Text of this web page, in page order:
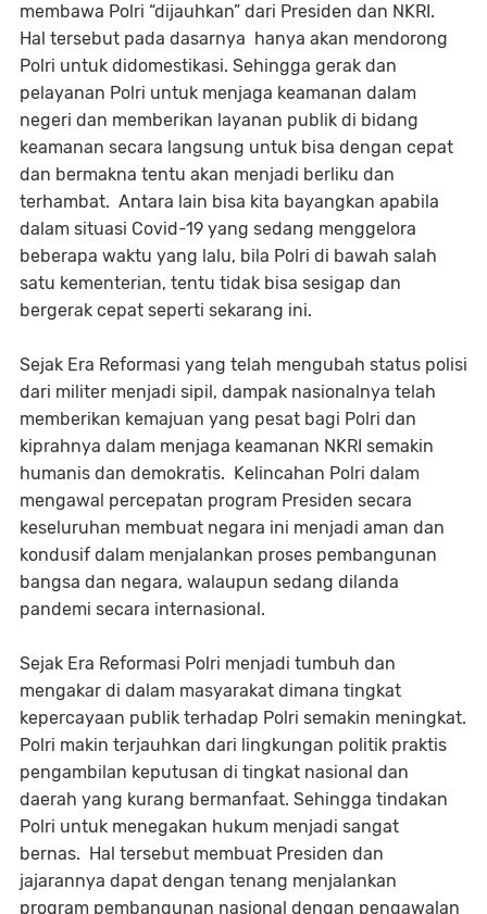
membawa Polri “dijauhkan” dari Presiden dan NKRI.
Hal tersebut pada dasarnya hanya akan mendorong
Polri untuk didomestikasi. Sehingga gerak dan
pelayanan Polri untuk menjaga keamanan dalam
negeri dan memberikan layanan publik di bidang
keamanan secara langsung untuk bisa dengan cepat
dan bermakna tentu akan menjadi berliku dan
terhambat. Antara lain bisa kita bayangkan apabila
dalam situasi Covid-19 yang sedang menggelora
beberapa waktu yang lalu, bila Polri di bawah salah
satu kementerian, tentu tidak bisa sesigap dan
bergerak cepat seperti sekarang ini.
Sejak Era Reformasi yang telah mengubah status polisi
dari militer menjadi sipil, dampak nasionalnya telah
memberikan kemajuan yang pesat bagi Polri dan
kiprahnya dalam menjaga keamanan NKRI semakin
humanis dan demokratis. Kelincahan Polri dalam
mengawal percepatan program Presiden secara
keseluruhan membuat negara ini menjadi aman dan
kondusif dalam menjalankan proses pembangunan
bangsa dan negara, walaupun sedang dilanda
pandemi secara internasional.
Sejak Era Reformasi Polri menjadi tumbuh dan
mengakar di dalam masyarakat dimana tingkat
kepercayaan publik terhadap Polri semakin meningkat.
Polri makin terjauhkan dari lingkungan politik praktis
pengambilan keputusan di tingkat nasional dan
daerah yang kurang bermanfaat. Sehingga tindakan
Polri untuk menegakan hukum menjadi sangat
bernas. Hal tersebut membuat Presiden dan
jajarannya dapat dengan tenang menjalankan
program pembangunan nasional dengan pengawalan